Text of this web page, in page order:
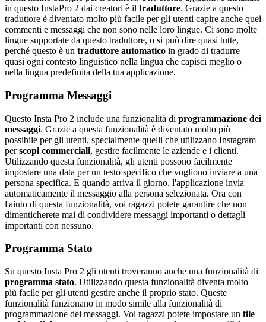
in questo InstaPro 2 dai creatori è il traduttore. Grazie a questo
traduttore è diventato molto più facile per gli utenti capire anche quei
commenti e messaggi che non sono nelle loro lingue. Ci sono molte
lingue supportate da questo traduttore, o si può dire quasi tutte,
perché questo è un traduttore automatico in grado di tradurre
quasi ogni contesto linguistico nella lingua che capisci meglio o
nella lingua predefinita della tua applicazione.
Programma Messaggi
Questo Insta Pro 2 include una funzionalità di programmazione dei
messaggi. Grazie a questa funzionalità è diventato molto più
possibile per gli utenti, specialmente quelli che utilizzano Instagram
perscopi commerciali, gestire facilmente le aziende e i clienti.
Utilizzando questa funzionalità, gli utenti possono facilmente
impostare una data per un testo specifico che vogliono inviare a una
persona specifica. E quando arriva il giorno, l'applicazione invia
automaticamente il messaggio alla persona selezionata. Ora con
l'aiuto di questa funzionalità, voi ragazzi potete garantire che non
dimenticherete mai di condividere messaggi importanti o dettagli
importanti con nessuno.
Programma Stato
Su questo Insta Pro 2 gli utenti troveranno anche una funzionalità di
programma stato. Utilizzando questa funzionalità diventa molto
più facile per gli utenti gestire anche il proprio stato. Queste
funzionalità funzionano in modo simile alla funzionalità di
programmazione dei messaggi. Voi ragazzi potete impostare un file